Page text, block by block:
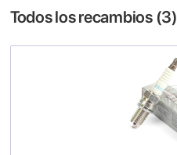
Todos los recambios (3)